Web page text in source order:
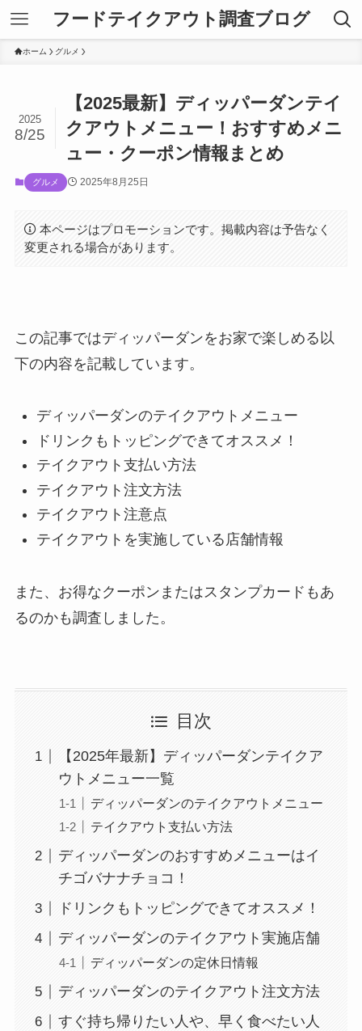
フードテイクアウト調査ブログ
ホーム グルメ
【2025最新】ディッパーダンテイ
クアウトメニュー！おすすめメニ
ュー・クーポン情報まとめ
2025
8/25
グルメ 2025年8月25日
本ページはプロモーションです。掲載内容は予告なく
変更される場合があります。
この記事ではディッパーダンをお家で楽しめる以
下の内容を記載しています。
ディッパーダンのテイクアウトメニュー
ドリンクもトッピングできてオススメ！
テイクアウト支払い方法
テイクアウト注文方法
テイクアウト注意点
テイクアウトを実施している店舗情報
また、お得なクーポンまたはスタンプカードもあ
るのかも調査しました。
目次
【2025年最新】ディッパーダンテイクア
ウトメニュー一覧
ディッパーダンのテイクアウトメニュー
テイクアウト支払い方法
ディッパーダンのおすすめメニューはイ
チゴバナナチョコ！
ドリンクもトッピングできてオススメ！
ディッパーダンのテイクアウト実施店舗
ディッパーダンの定休日情報
ディッパーダンのテイクアウト注文方法
すぐ持ち帰りたい人や、早く食べたい人